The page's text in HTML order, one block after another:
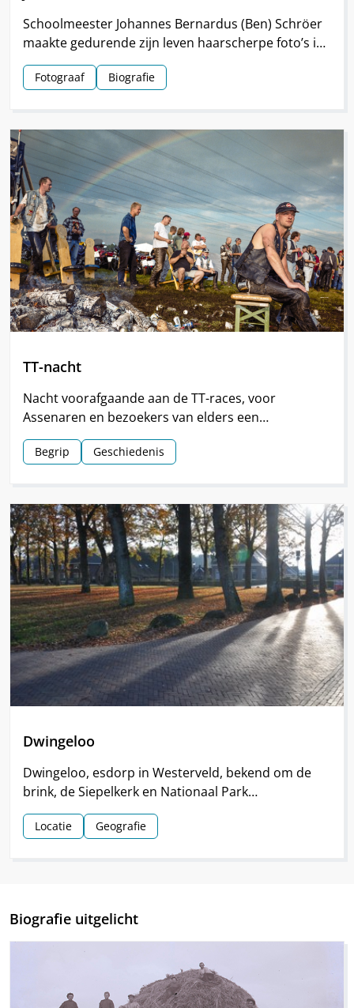
Schoolmeester Johannes Bernardus (Ben) Schröer
maakte gedurende zijn leven haarscherpe foto’s in
en om Nieuw-Schoonebeek.
Fotograaf Biografie
TT-nacht
Nacht voorafgaande aan de TT-races, voor
Assenaren en bezoekers van elders een
hoogtepunt van de TT.
Begrip Geschiedenis
Dwingeloo
Dwingeloo, esdorp in Westerveld, bekend om de
brink, de Siepelkerk en Nationaal Park
Dwingelderveld. Het dorp ontstond rond de
middeleeuwen.
Locatie Geografie
Biografie uitgelicht